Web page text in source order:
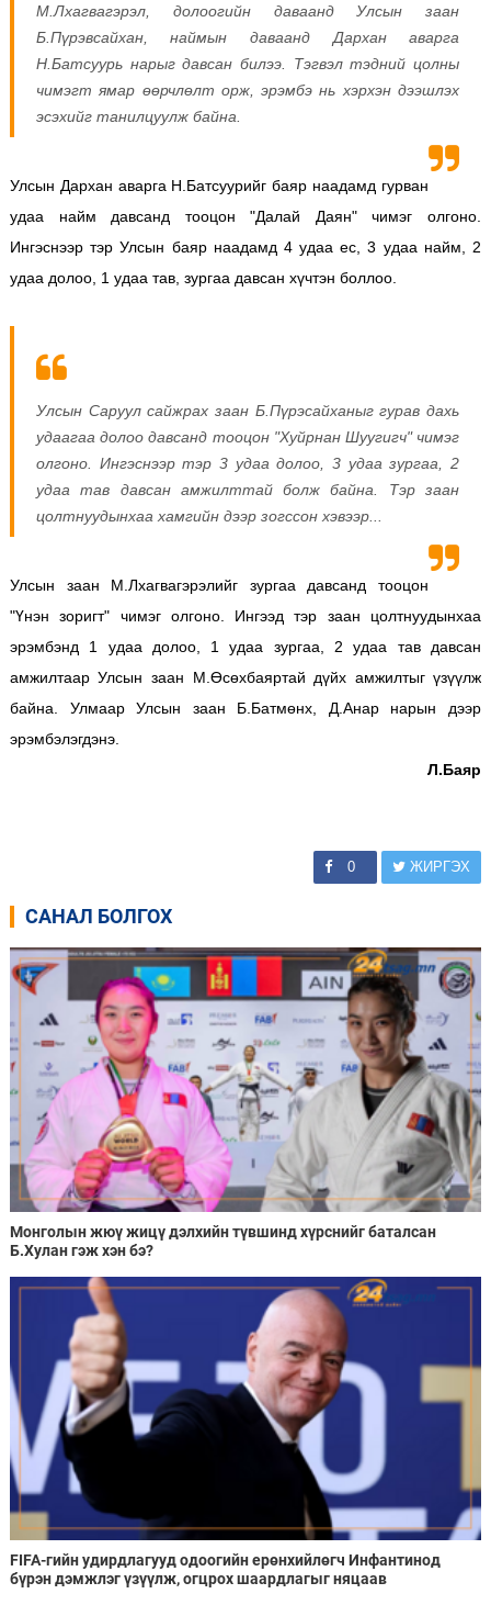
М.Лхагвагэрэл, долоогийн даваанд Улсын заан
Б.Пүрэвсайхан, наймын даваанд Дархан аварга
Н.Батсуурь нарыг давсан билээ. Тэгвэл тэдний цолны
чимэгт ямар өөрчлөлт орж, эрэмбэ нь хэрхэн дээшлэх
эсэхийг танилцуулж байна.
Улсын Дархан аварга Н.Батсуурийг баяр наадамд гурван
удаа найм давсанд тооцон "Далай Даян" чимэг олгоно.
Ингэснээр тэр Улсын баяр наадамд 4 удаа ес, 3 удаа найм, 2
удаа долоо, 1 удаа тав, зургаа давсан хүчтэн боллоо.
Улсын Саруул сайжрах заан Б.Пүрэсайханыг гурав дахь
удаагаа долоо давсанд тооцон "Хуйрнан Шуугигч" чимэг
олгоно. Ингэснээр тэр 3 удаа долоо, 3 удаа зургаа, 2
удаа тав давсан амжилттай болж байна. Тэр заан
цолтнуудынхаа хамгийн дээр зогссон хэвээр...
Улсын заан М.Лхагвагэрэлийг зургаа давсанд тооцон
"Үнэн зоригт" чимэг олгоно. Ингээд тэр заан цолтнуудынхаа
эрэмбэнд 1 удаа долоо, 1 удаа зургаа, 2 удаа тав давсан
амжилтаар Улсын заан М.Өсөхбаяртай дүйх амжилтыг үзүүлж
байна. Улмаар Улсын заан Б.Батмөнх, Д.Анар нарын дээр
эрэмбэлэгдэнэ.
Л.Баяр
0 ЖИРГЭХ
САНАЛ БОЛГОХ
Монголын жюү жицү дэлхийн түвшинд хүрснийг баталсан
Б.Хулан гэж хэн бэ?
FIFA-гийн удирдлагууд одоогийн ерөнхийлөгч Инфантинод
бүрэн дэмжлэг үзүүлж, огцрох шаардлагыг няцаав